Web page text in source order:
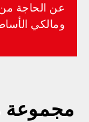
عن الحاجة
ومالكي
مجموعة